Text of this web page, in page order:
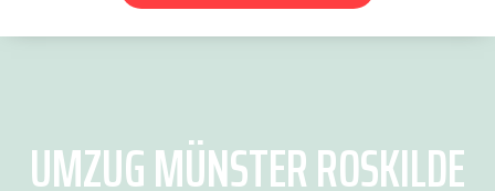
UMZUG MÜNSTER ROSKILDE